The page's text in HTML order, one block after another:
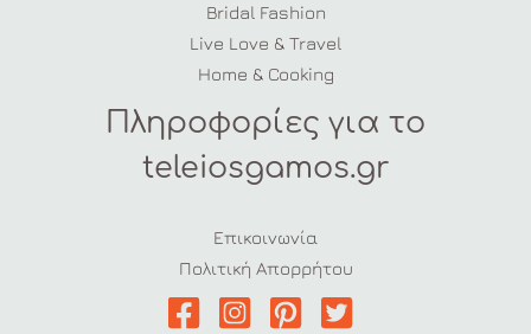
Bridal Fashion
Live Love & Travel
Home & Cooking
Πληροφορίες για το
teleiosgamos.gr
Επικοινωνία
Πολιτική Απορρήτου